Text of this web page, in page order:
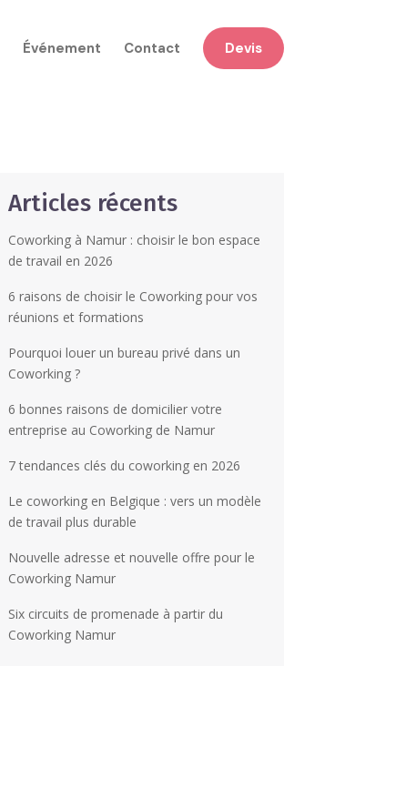
Événement Contact Devis
Articles récents
Coworking à Namur : choisir le bon espace
de travail en 2026
6 raisons de choisir le Coworking pour vos
réunions et formations
Pourquoi louer un bureau privé dans un
Coworking ?
6 bonnes raisons de domicilier votre
entreprise au Coworking de Namur
7 tendances clés du coworking en 2026
Le coworking en Belgique : vers un modèle
de travail plus durable
Nouvelle adresse et nouvelle offre pour le
Coworking Namur
Six circuits de promenade à partir du
Coworking Namur